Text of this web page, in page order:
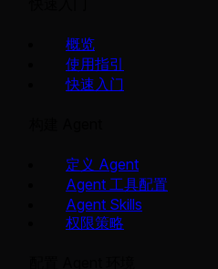
概览
使用指引
快速入门
定义 Agent
Agent 工具配置
Agent Skills
权限策略